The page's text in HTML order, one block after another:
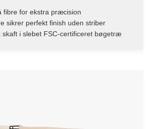
fibre for ekstra præcision
sikrer perfekt finish uden striber
skaft i slebet FSC-certificeret bøgetræ